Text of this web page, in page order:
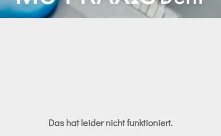
Das hat leider nicht funktioniert.